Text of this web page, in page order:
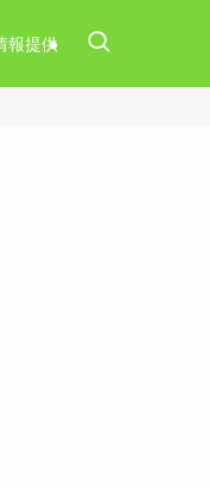
報提供